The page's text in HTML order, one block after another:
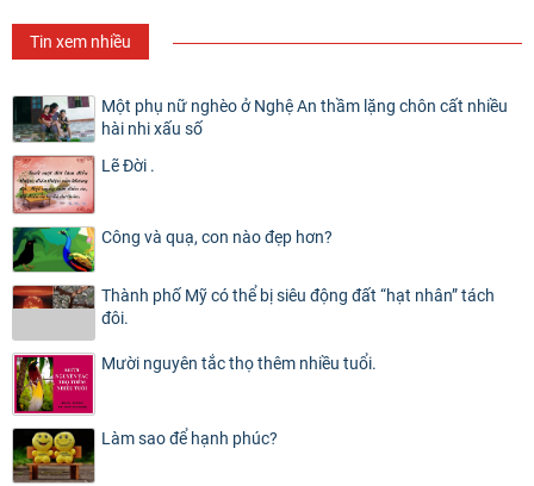
Tin xem nhiều
Một phụ nữ nghèo ở Nghệ An thầm lặng chôn cất nhiều
hài nhi xấu số
Lẽ Đời .
Công và quạ, con nào đẹp hơn?
Thành phố Mỹ có thể bị siêu động đất “hạt nhân” tách
đôi.
Mười nguyên tắc thọ thêm nhiều tuổi.
Làm sao để hạnh phúc?